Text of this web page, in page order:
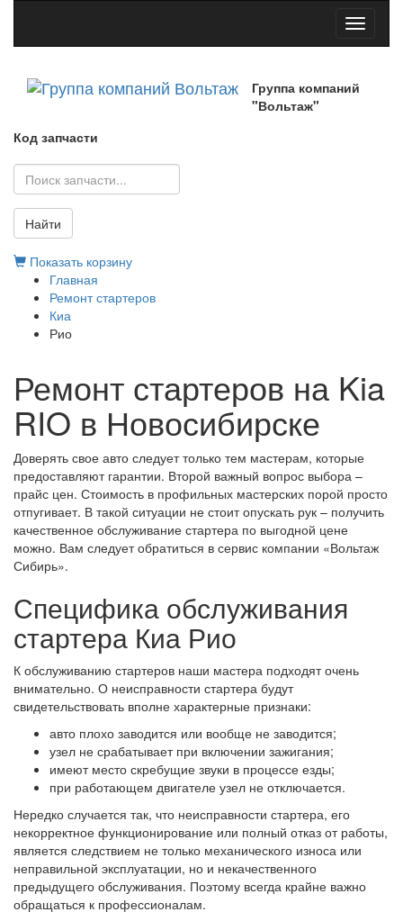
Toggle
Группа компаний
"Вольтаж"
Код запчасти
Найти
Показать корзину
Главная
Ремонт стартеров
Киа
Рио
Ремонт стартеров на Kia
RIO в Новосибирске
Доверять свое авто следует только тем мастерам, которые
предоставляют гарантии. Второй важный вопрос выбора –
прайс цен. Стоимость в профильных мастерских порой просто
отпугивает. В такой ситуации не стоит опускать рук – получить
качественное обслуживание стартера по выгодной цене
можно. Вам следует обратиться в сервис компании «Вольтаж
Сибирь».
Специфика обслуживания
стартера Киа Рио
К обслуживанию стартеров наши мастера подходят очень
внимательно. О неисправности стартера будут
свидетельствовать вполне характерные признаки:
авто плохо заводится или вообще не заводится;
узел не срабатывает при включении зажигания;
имеют место скребущие звуки в процессе езды;
при работающем двигателе узел не отключается.
Нередко случается так, что неисправности стартера, его
некорректное функционирование или полный отказ от работы,
является следствием не только механического износа или
неправильной эксплуатации, но и некачественного
предыдущего обслуживания. Поэтому всегда крайне важно
обращаться к профессионалам.